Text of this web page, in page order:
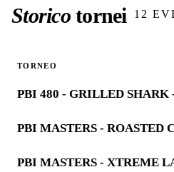
Storicotornei 12
TORNEO
PBI 480 - GRILLED SHARK
PBI MASTERS - ROASTED
PBI MASTERS - XTREME